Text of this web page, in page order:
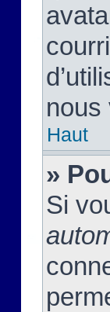
nous
Haut
»
Si